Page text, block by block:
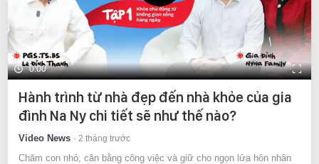
0:00
Hành trình từ nhà đẹp đến nhà khỏe của gia
đình Na Ny chi tiết sẽ như thế nào?
Video News 2 tháng trước
Chăm con nhỏ, cân bằng công việc và giữ cho ngọn lửa hôn nhân